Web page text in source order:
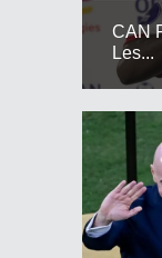
CAN
Les...